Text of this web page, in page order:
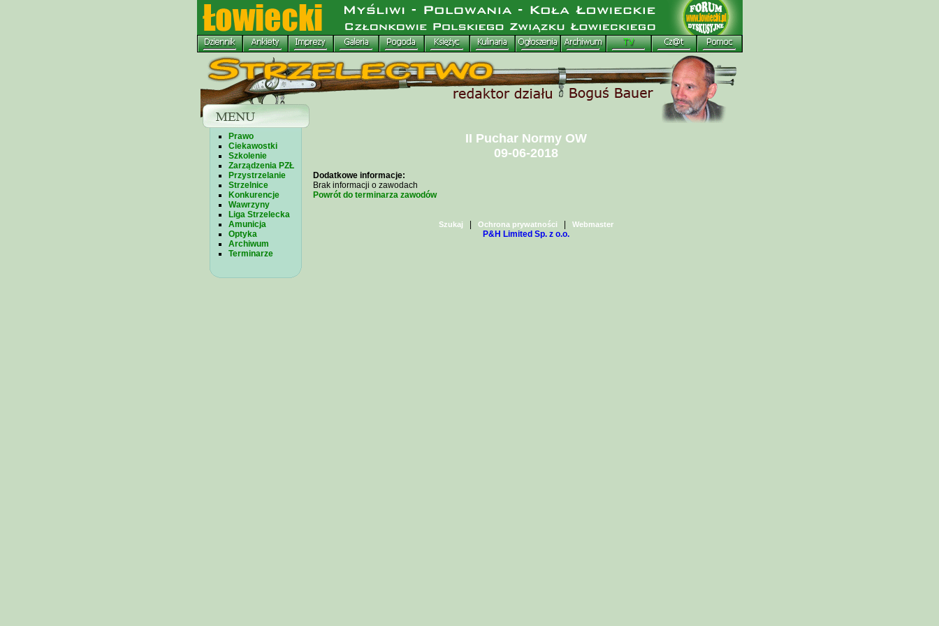
Prawo
Ciekawostki
Szkolenie
Zarządzenia PZŁ
Przystrzelanie
Strzelnice
Konkurencje
Wawrzyny
Liga Strzelecka
Amunicja
Optyka
Archiwum
Terminarze
II Puchar Normy OW
09-06-2018
Dodatkowe informacje:
Brak informacji o zawodach
Powrót do terminarza zawodów
Szukaj Ochrona prywatności Webmaster
P&H Limited Sp. z o.o.